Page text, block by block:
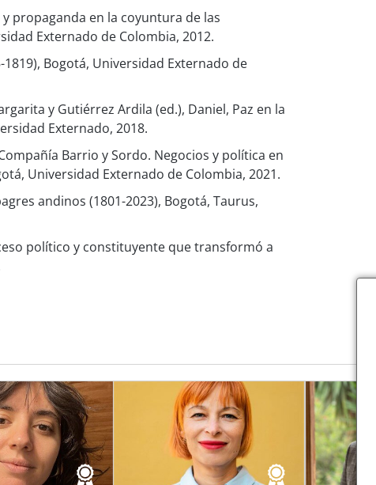
propaganda en la coyuntura de las
Externado de Colombia, 2012.
Bogotá, Universidad Externado de
y Gutiérrez Ardila (ed.), Daniel, Paz en la
Externado, 2018.
Barrio y Sordo. Negocios y política en
Universidad Externado de Colombia, 2021.
andinos (1801-2023), Bogotá, Taurus,
político y constituyente que transformó a